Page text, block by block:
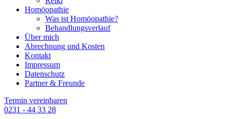
Homöopathie
Was ist Homöopathie?
Behandlungsverlauf
Über mich
Abrechnung und Kosten
Kontakt
Impressum
Datenschutz
Partner & Freunde
Termin vereinbaren
0231 - 44 33 28